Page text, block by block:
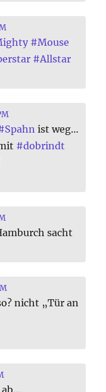
#Mouse
#Allstar
Spahn ist weg…
#dobrindt
sacht
nicht „Tür an